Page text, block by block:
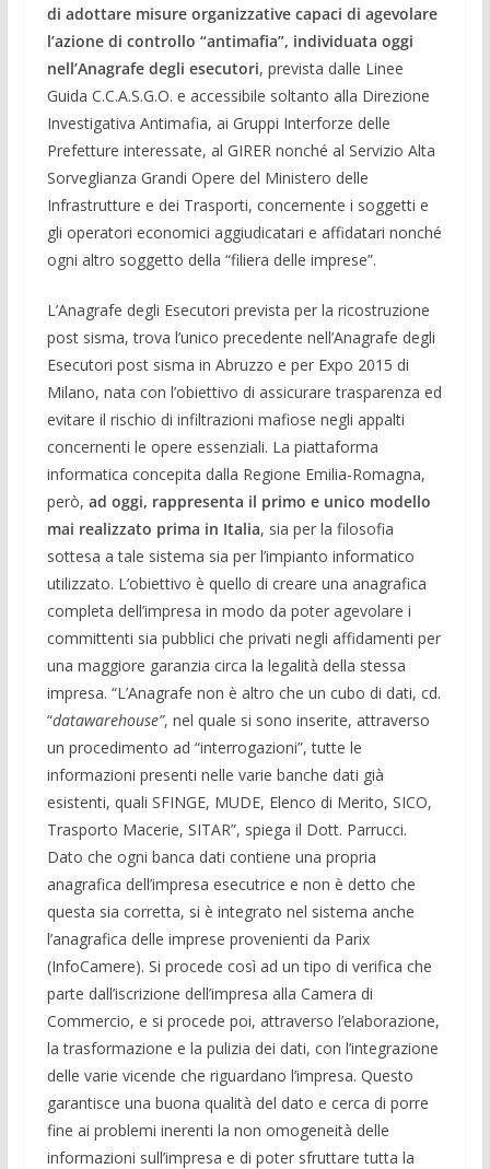
di adottare misure organizzative capaci di agevolare
l’azione di controllo “antimafia”, individuata oggi
nell’Anagrafe degli esecutori, prevista dalle Linee
Guida C.C.A.S.G.O. e accessibile soltanto alla Direzione
Investigativa Antimafia, ai Gruppi Interforze delle
Prefetture interessate, al GIRER nonché al Servizio Alta
Sorveglianza Grandi Opere del Ministero delle
Infrastrutture e dei Trasporti, concernente i soggetti e
gli operatori economici aggiudicatari e affidatari nonché
ogni altro soggetto della “filiera delle imprese”.
L’Anagrafe degli Esecutori prevista per la ricostruzione
post sisma, trova l’unico precedente nell’Anagrafe degli
Esecutori post sisma in Abruzzo e per Expo 2015 di
Milano, nata con l’obiettivo di assicurare trasparenza ed
evitare il rischio di infiltrazioni mafiose negli appalti
concernenti le opere essenziali. La piattaforma
informatica concepita dalla Regione Emilia-Romagna,
però, ad oggi, rappresenta il primo e unico modello
mai realizzato prima in Italia, sia per la filosofia
sottesa a tale sistema sia per l’impianto informatico
utilizzato. L’obiettivo è quello di creare una anagrafica
completa dell’impresa in modo da poter agevolare i
committenti sia pubblici che privati negli affidamenti per
una maggiore garanzia circa la legalità della stessa
impresa. “L’Anagrafe non è altro che un cubo di dati, cd.
“datawarehouse”, nel quale si sono inserite, attraverso
un procedimento ad “interrogazioni”, tutte le
informazioni presenti nelle varie banche dati già
esistenti, quali SFINGE, MUDE, Elenco di Merito, SICO,
Trasporto Macerie, SITAR”, spiega il Dott. Parrucci.
Dato che ogni banca dati contiene una propria
anagrafica dell’impresa esecutrice e non è detto che
questa sia corretta, si è integrato nel sistema anche
l’anagrafica delle imprese provenienti da Parix
(InfoCamere). Si procede così ad un tipo di verifica che
parte dall’iscrizione dell’impresa alla Camera di
Commercio, e si procede poi, attraverso l’elaborazione,
la trasformazione e la pulizia dei dati, con l’integrazione
delle varie vicende che riguardano l’impresa. Questo
garantisce una buona qualità del dato e cerca di porre
fine ai problemi inerenti la non omogeneità delle
informazioni sull’impresa e di poter sfruttare tutta la